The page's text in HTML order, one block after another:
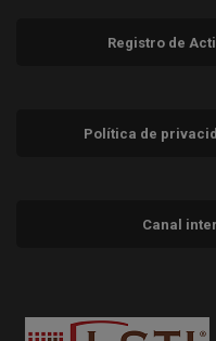
Registro de
Política de
Canal